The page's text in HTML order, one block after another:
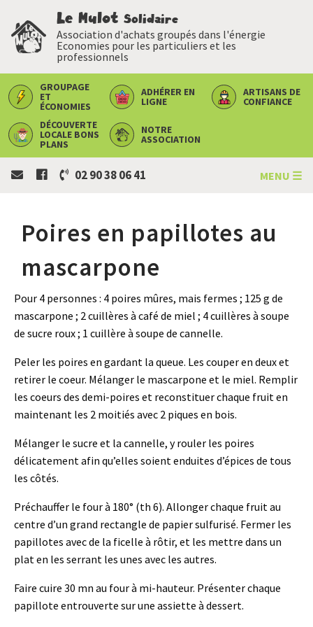
Le Mulot Solidaire
Association d'achats groupés dans l'énergie
Economies pour les particuliers et les
professionnels
GROUPAGE
ET
ÉCONOMIES
ADHÉRER EN
LIGNE
ARTISANS DE
CONFIANCE
DÉCOUVERTE
LOCALE BONS
PLANS
NOTRE
ASSOCIATION
02 90 38 06 41 MENU ☰
Poires en papillotes au
mascarpone
Pour 4 personnes : 4 poires mûres, mais fermes ; 125 g de
mascarpone ; 2 cuillères à café de miel ; 4 cuillères à soupe
de sucre roux ; 1 cuillère à soupe de cannelle.
Peler les poires en gardant la queue. Les couper en deux et
retirer le coeur. Mélanger le mascarpone et le miel. Remplir
les coeurs des demi-poires et reconstituer chaque fruit en
maintenant les 2 moitiés avec 2 piques en bois.
Mélanger le sucre et la cannelle, y rouler les poires
délicatement afin qu’elles soient enduites d’épices de tous
les côtés.
Préchauffer le four à 180° (th 6). Allonger chaque fruit au
centre d’un grand rectangle de papier sulfurisé. Fermer les
papillotes avec de la ficelle à rôtir, et les mettre dans un
plat en les serrant les unes avec les autres.
Faire cuire 30 mn au four à mi-hauteur. Présenter chaque
papillote entrouverte sur une assiette à dessert.